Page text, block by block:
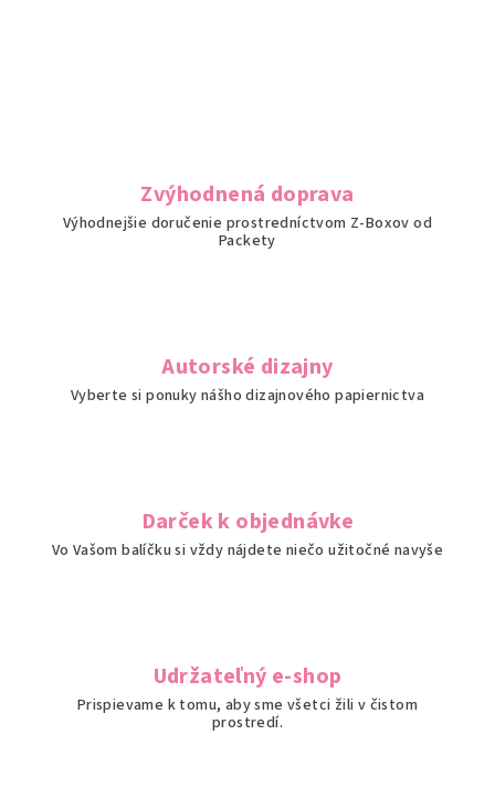
Zvýhodnená doprava
Výhodnejšie doručenie prostredníctvom Z-Boxov od
Packety
Autorské dizajny
Vyberte si ponuky nášho dizajnového papiernictva
Darček k objednávke
Vo Vašom balíčku si vždy nájdete niečo užitočné navyše
Udržateľný e-shop
Prispievame k tomu, aby sme všetci žili v čistom
prostredí.